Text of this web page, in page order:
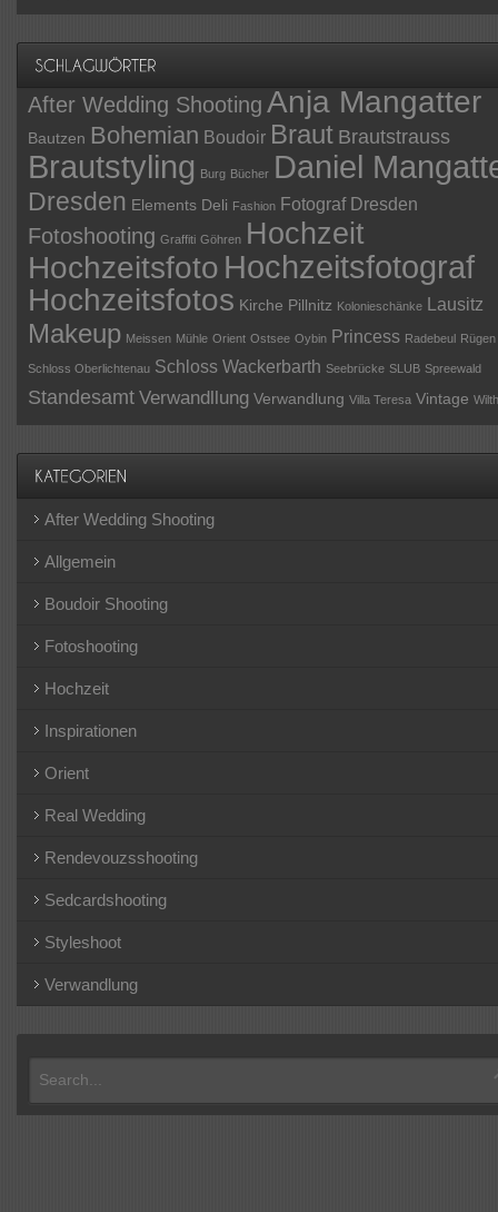
After Wedding Shooting Anja Mangatter
Bautzen Bohemian Boudoir Braut Brautstrauss
Brautstyling Burg Bücher Daniel
Dresden Elements Deli Fashion Fotograf Dresden
Fotoshooting Graffiti Göhren Hochzeit
Hochzeitsfoto Hochzeitsfotograf
Hochzeitsfotos Kirche Pillnitz Kolonieschänke Lausitz
Makeup Meissen Mühle Orient Ostsee Oybin Princess Radebeul Rügen
Schloss Oberlichtenau Schloss Wackerbarth Seebrücke SLUB Spreewald
Standesamt Verwandllung Verwandlung Villa Teresa Vintage
After Wedding Shooting
Allgemein
Boudoir Shooting
Fotoshooting
Hochzeit
Inspirationen
Orient
Real Wedding
Rendevouzsshooting
Sedcardshooting
Styleshoot
Verwandlung